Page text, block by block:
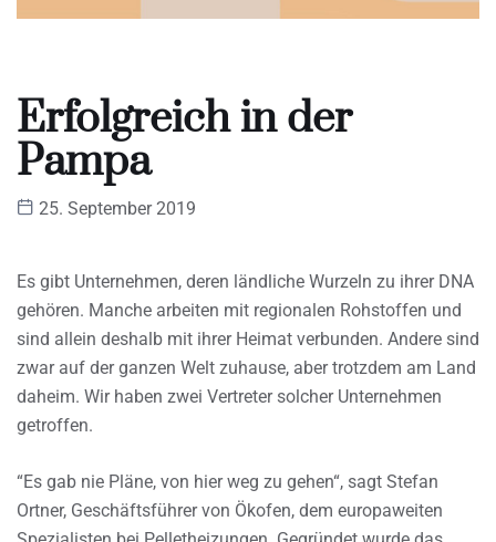
Erfolgreich in der
Pampa
25. September 2019
Es gibt Unternehmen, deren ländliche Wurzeln zu ihrer DNA
gehören. Manche arbeiten mit regionalen Rohstoffen und
sind allein deshalb mit ihrer Heimat verbunden. Andere sind
zwar auf der ganzen Welt zuhause, aber trotzdem am Land
daheim. Wir haben zwei Vertreter solcher Unternehmen
getroffen.
“Es gab nie Pläne, von hier weg zu gehen“, sagt Stefan
Ortner, Geschäftsführer von Ökofen, dem europaweiten